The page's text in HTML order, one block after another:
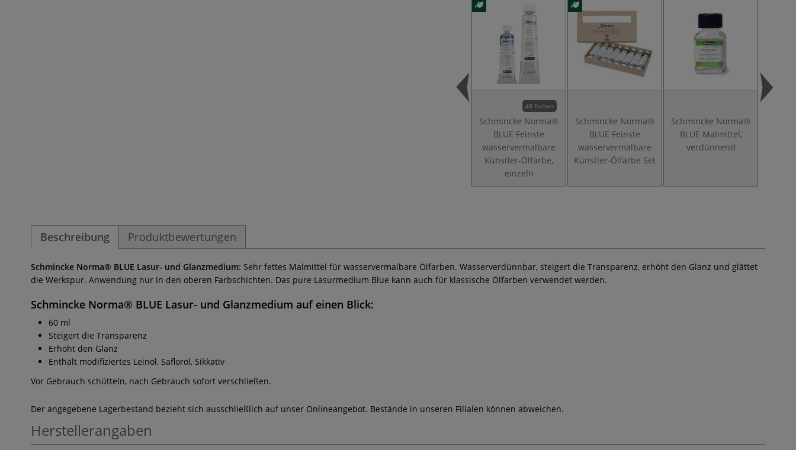
48 Farben
Schmincke Norma®
BLUE Feinste
wasservermalbare
Künstler-Ölfarbe,
einzeln
Schmincke Norma®
BLUE Feinste
wasservermalbare
Künstler-Ölfarbe Set
Schmincke Norma®
BLUE Malmittel,
verdünnend
Beschreibung Produktbewertungen
Schmincke Norma® BLUE Lasur- und Glanzmedium: Sehr fettes Malmittel für wasservermalbare Ölfarben. Wasserverdünnbar, steigert die Transparenz, erhöht den Glanz und glättet
die Werkspur. Anwendung nur in den oberen Farbschichten. Das pure Lasurmedium Blue kann auch für klassische Ölfarben verwendet werden.
Schmincke Norma® BLUE Lasur- und Glanzmedium auf einen Blick:
60 ml
Steigert die Transparenz
Erhöht den Glanz
Enthält modifiziertes Leinöl, Safloröl, Sikkativ
Vor Gebrauch schütteln, nach Gebrauch sofort verschließen.
Der angegebene Lagerbestand bezieht sich ausschließlich auf unser Onlineangebot. Bestände in unseren Filialen können abweichen.
Herstellerangaben